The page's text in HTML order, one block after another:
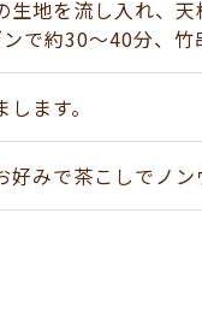
生地を流し入れ、
で約30～40分、竹
ます。
みで茶こしでノン